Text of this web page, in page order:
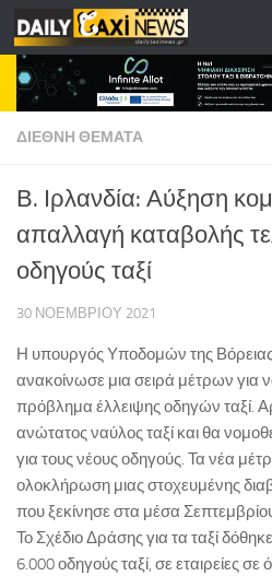
Skip to content
ΔΙΕΘΝΗ ΘΕΜΑΤΑ
Β. Ιρλανδία: Αύξηση
απαλλαγή καταβολής
οδηγούς ταξί
30 ΝΟΕΜΒΡΊΟΥ 2021
Η υπουργός Υποδομών της Βόρειας
ανακοίνωσε μια σειρά μέτρων για
πρόβλημα έλλειψης οδηγών ταξί.
ανώτατος ναύλος ταξί και θα
για τους νέους οδηγούς. Τα νέα
ολοκλήρωση μιας στοχευμένης
που ξεκίνησε στα μέσα
Το Σχέδιο Δράσης για τα ταξί
6.000 οδηγούς ταξί, σε εταιρείες